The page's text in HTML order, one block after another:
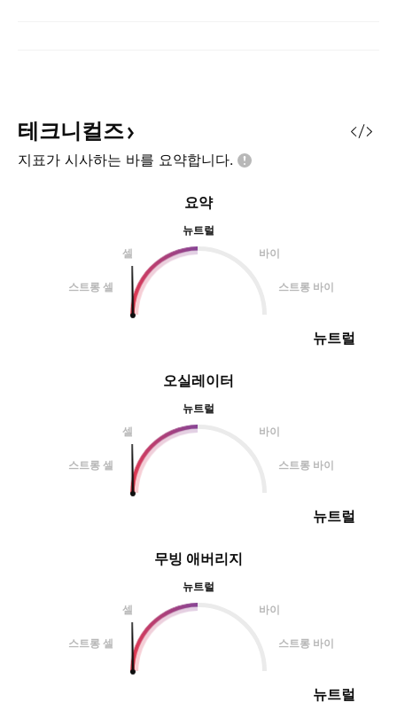
테크니컬즈
지표가 시사하는 바를 요약합니다.
오실레이터
뉴트럴
셀
바이
스트롱 셀 스트롱 바이
뉴트럴
요약
뉴트럴
셀
바이
스트롱 셀 스트롱 바이
뉴트럴
무빙 애버리지
뉴트럴
셀
바이
스트롱 셀 스트롱 바이
뉴트럴